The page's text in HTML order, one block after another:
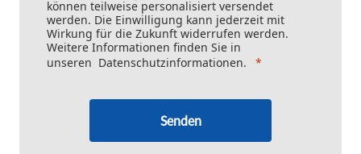
können teilweise personalisiert versendet
werden. Die Einwilligung kann jederzeit mit
Wirkung für die Zukunft widerrufen werden.
Weitere Informationen finden Sie in
unseren Datenschutzinformationen.
Senden